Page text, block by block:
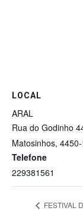
LOCAL
ARAL
Rua do Godinho
Matosinhos,
Telefone
229381561
FESTIVAL